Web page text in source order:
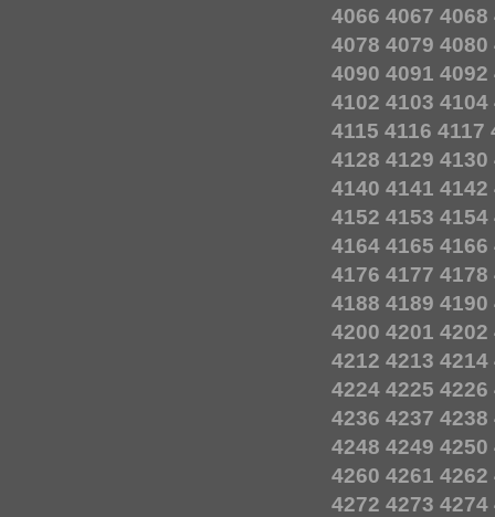
4066 4067 4068
4078 4079 4080
4090 4091 4092
4102 4103 4104
4115 4116 4117
4128 4129 4130
4140 4141 4142
4152 4153 4154
4164 4165 4166
4176 4177 4178
4188 4189 4190
4200 4201 4202
4212 4213 4214
4224 4225 4226
4236 4237 4238
4248 4249 4250
4260 4261 4262
4272 4273 4274